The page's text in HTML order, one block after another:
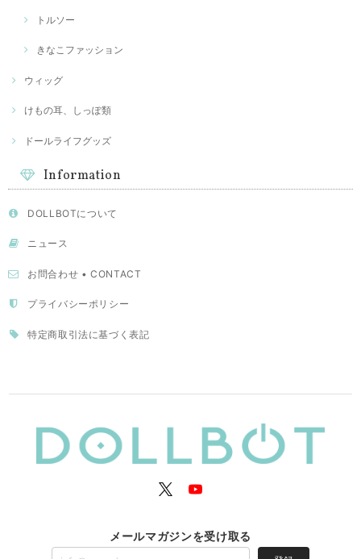
トルソー
きなこファッション
ウィッグ
けもの耳、しっぽ類
ドールライフグッズ
Information
DOLLBOTについて
ニュース
お問合わせ • CONTACT
プライバシーポリシー
特定商取引法に基づく表記
メールマガジンを受け取る